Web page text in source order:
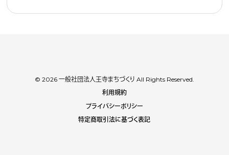
© 2026 一般社団法人王寺まちづくり All Rights Reserved.
利用規約
プライバシーポリシー
特定商取引法に基づく表記